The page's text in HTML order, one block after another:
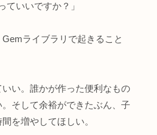
ていいですか？」
ライブラリで起きること
い。誰かが作った便利なもの
そして余裕ができたぶん、子
を増やしてほしい。